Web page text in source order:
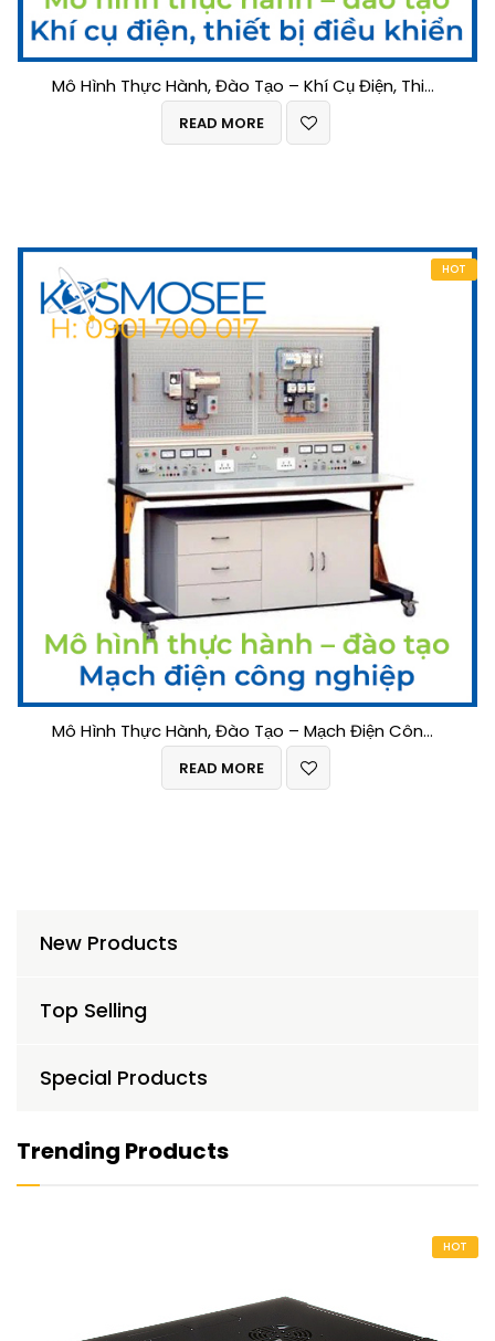
Mô Hình Thực Hành, Đào Tạo – Khí Cụ Điện, Thiết Bị Điều Khiển
READ MORE
HOT
Mô Hình Thực Hành, Đào Tạo – Mạch Điện Công Nghiệp
READ MORE
New Products
Top Selling
Special Products
Trending Products
HOT